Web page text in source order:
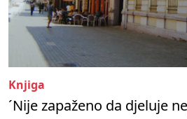
Knjiga
´Nije zapaženo da djeluje